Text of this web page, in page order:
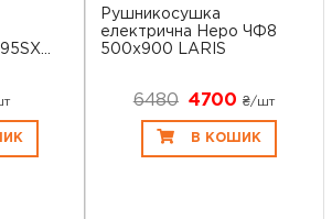
Рушникосушка
електрична Неро ЧФ8
500x900 LARIS
6480 4700 ₴/шт
В КОШИК